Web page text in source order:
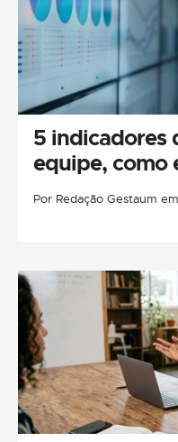
5 indicadores
equipe, como
Por Redação Gestaum